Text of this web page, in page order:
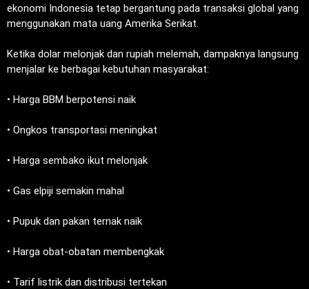
ekonomi Indonesia tetap bergantung pada transaksi global yang
menggunakan mata uang Amerika Serikat.
‎Ketika dolar melonjak dan rupiah melemah, dampaknya langsung
menjalar ke berbagai kebutuhan masyarakat:
‎• Harga BBM berpotensi naik
‎• Ongkos transportasi meningkat
‎• Harga sembako ikut melonjak
‎• Gas elpiji semakin mahal
‎• Pupuk dan pakan ternak naik
‎• Harga obat-obatan membengkak
‎• Tarif listrik dan distribusi tertekan